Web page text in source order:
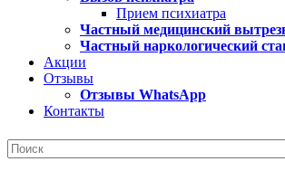
Прием психиатра
Частный медицинский
Частный наркологический
Акции
Отзывы
Отзывы WhatsApp
Контакты